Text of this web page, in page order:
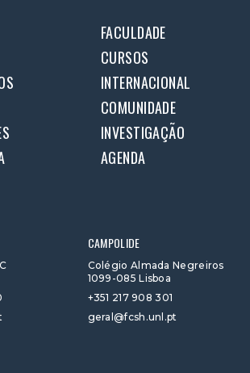
FACULDADE
CURSOS
INTERNACIONAL
COMUNIDADE
INVESTIGAÇÃO
AGENDA
CAMPOLIDE
Colégio Almada Negreiros
1099-085 Lisboa
+351 217 908 301
geral@fcsh.unl.pt